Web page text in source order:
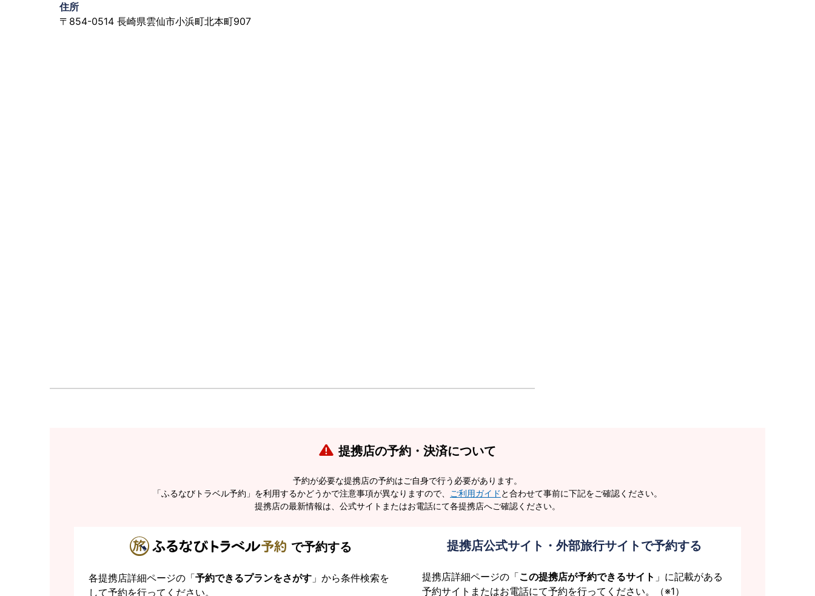
住所
〒854-0514 長崎県雲仙市小浜町北本町907
提携店の予約・決済について
予約が必要な提携店の予約はご自身で行う必要があります。
「ふるなびトラベル予約」を利用するかどうかで注意事項が異なりますので、
ご利用ガイド と合わせて事前に下記をご確認ください。
提携店の最新情報は、公式サイトまたはお電話にて各提携店へご確認ください。
で予約する
各提携店詳細ページの「予約できるプランをさがす 」から条件検索を
して予約を行ってください。
提携店公式サイト・外部旅行サイトで予約する
提携店詳細ページの「この提携店が予約できるサイト 」に記載がある
予約サイトまたはお電話にて予約を行ってください。（※1）